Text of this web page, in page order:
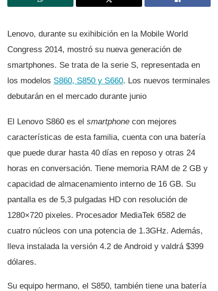
Lenovo, durante su exihibición en la Mobile World
Congress 2014, mostró su nueva generación de
smartphones. Se trata de la serie S, representada en
los modelos S860, S850 y S660. Los nuevos terminales
debutarán en el mercado durante junio
El Lenovo S860 es el smartphone con mejores
caracterí­sticas de esta familia, cuenta con una baterí­a
que puede durar hasta 40 dí­as en reposo y otras 24
horas en conversación. Tiene memoria RAM de 2 GB y
capacidad de almacenamiento interno de 16 GB. Su
pantalla es de 5,3 pulgadas HD con resolución de
1280×720 pixeles. Procesador MediaTek 6582 de
cuatro núcleos con una potencia de 1.3GHz. Además,
lleva instalada la versión 4.2 de Android y valdrá $399
dólares.
Su equipo hermano, el S850, también tiene una baterí­a